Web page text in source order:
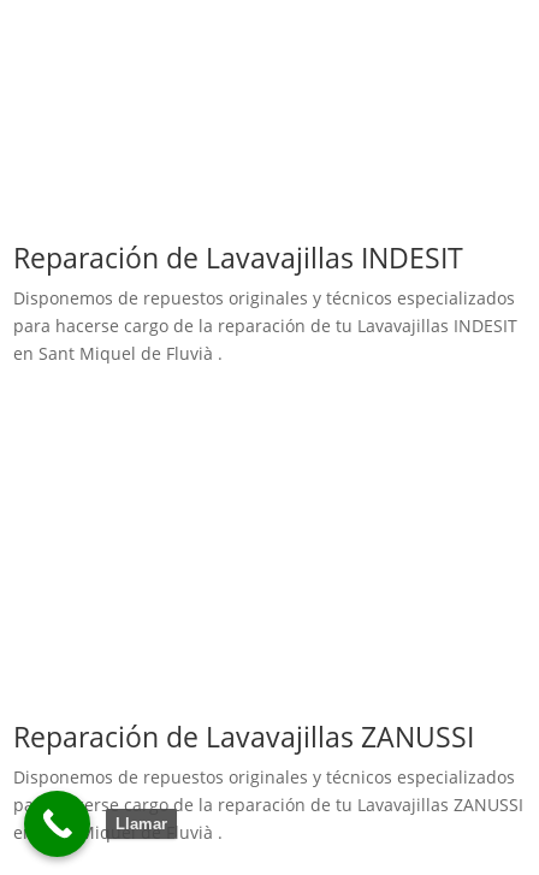
Reparación de Lavavajillas INDESIT
Disponemos de repuestos originales y técnicos especializados
para hacerse cargo de la reparación de tu Lavavajillas INDESIT
en Sant Miquel de Fluvià .
Reparación de Lavavajillas ZANUSSI
Disponemos de repuestos originales y técnicos especializados
para hacerse cargo de la reparación de tu Lavavajillas ZANUSSI
en Sant Miquel de Fluvià .
Llamar